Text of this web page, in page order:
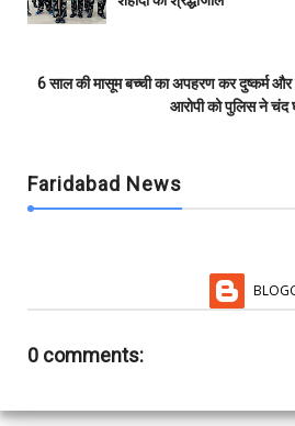
o
k
r
p
6 साल की मासूम बच्ची का अपहरण कर दुष्कर्म और
आरोपी को पुलिस ने चंद
Faridabad News
0 comments: